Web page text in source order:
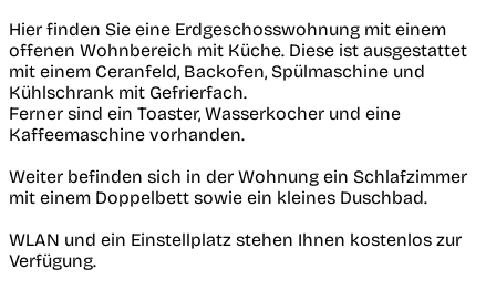
Hier finden Sie eine Erdgeschosswohnung mit einem
offenen Wohnbereich mit Küche. Diese ist ausgestattet
mit einem Ceranfeld, Backofen, Spülmaschine und
Kühlschrank mit Gefrierfach.
Ferner sind ein Toaster, Wasserkocher und eine
Kaffeemaschine vorhanden.
Weiter befinden sich in der Wohnung ein Schlafzimmer
mit einem Doppelbett sowie ein kleines Duschbad.
WLAN und ein Einstellplatz stehen Ihnen kostenlos zur
Verfügung.